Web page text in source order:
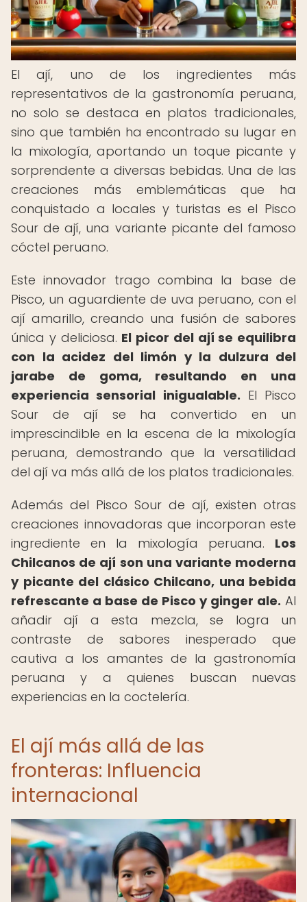
El ají, uno de los ingredientes más
representativos de la gastronomía peruana,
no solo se destaca en platos tradicionales,
sino que también ha encontrado su lugar en
la mixología, aportando un toque picante y
sorprendente a diversas bebidas. Una de las
creaciones más emblemáticas que ha
conquistado a locales y turistas es el Pisco
Sour de ají, una variante picante del famoso
cóctel peruano.
Este innovador trago combina la base de
Pisco, un aguardiente de uva peruano, con el
ají amarillo, creando una fusión de sabores
única y deliciosa. El picor del ají se equilibra
con la acidez del limón y la dulzura del
jarabe de goma, resultando en una
experiencia sensorial inigualable. El Pisco
Sour de ají se ha convertido en un
imprescindible en la escena de la mixología
peruana, demostrando que la versatilidad
del ají va más allá de los platos tradicionales.
Además del Pisco Sour de ají, existen otras
creaciones innovadoras que incorporan este
ingrediente en la mixología peruana. Los
Chilcanos de ají son una variante moderna
y picante del clásico Chilcano, una bebida
refrescante a base de Pisco y ginger ale. Al
añadir ají a esta mezcla, se logra un
contraste de sabores inesperado que
cautiva a los amantes de la gastronomía
peruana y a quienes buscan nuevas
experiencias en la coctelería.
El ají más allá de las
fronteras: Influencia
internacional